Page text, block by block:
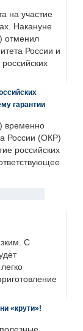
на участие
Накануне
отменил
России и
гарантии
временно
России (ОКР)
российских
С
«крути»!